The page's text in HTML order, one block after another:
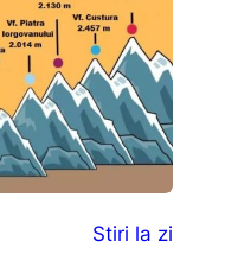
Stiri la zi